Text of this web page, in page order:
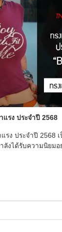
แรง ประจำปี 2568
แรง ประจำปี 2568
ลังได้รับความนิยมอ